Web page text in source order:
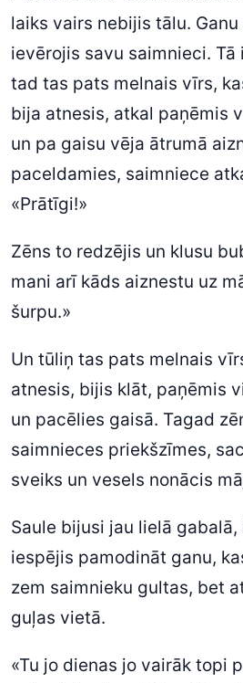
laiks vairs nebijis tālu.
ievērojis savu saimnieci. Tā
tad tas pats melnais vīrs,
bija atnesis, atkal paņēmis
un pa gaisu vēja ātrumā
paceldamies, saimniece
«Prātīgi!»
Zēns to redzējis un klusu
mani arī kāds aiznestu uz
šurpu.»
Un tūliņ tas pats melnais
atnesis, bijis klāt, paņēmis
un pacēlies gaisā. Tagad
saimnieces priekšzīmes,
sveiks un vesels nonācis
Saule bijusi jau lielā
iespējis pamodināt ganu,
zem saimnieku gultas, bet
guļas vietā.
«Tu jo dienas jo vairāk topi